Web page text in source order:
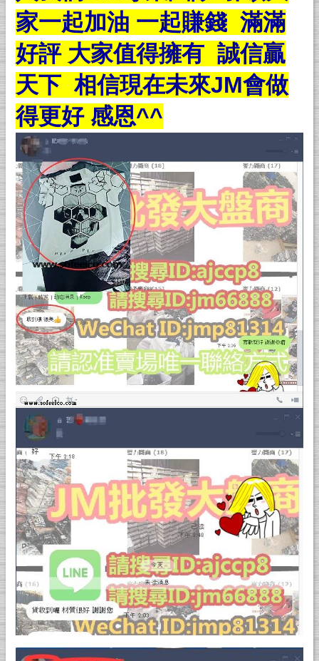
家一起加油 一起賺錢 滿滿
好評 大家值得擁有 誠信贏
天下 相信現在未來JM會做
得更好 感恩^^